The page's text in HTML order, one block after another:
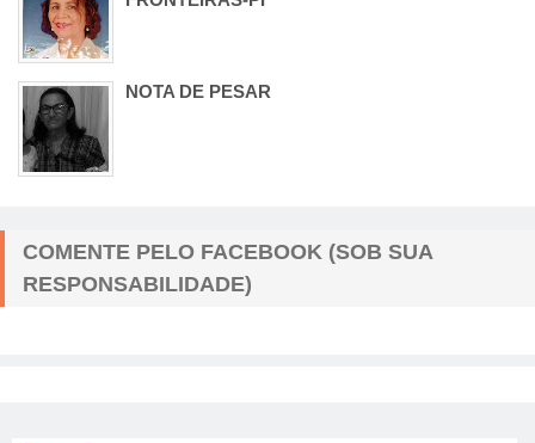
NOTA DE PESAR
COMENTE PELO FACEBOOK (SOB SUA
RESPONSABILIDADE)